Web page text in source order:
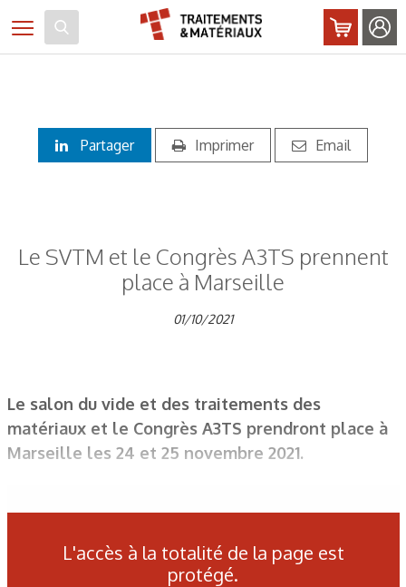
Toggle navigation
Partager Imprimer Email
Le SVTM et le Congrès A3TS prennent
place à Marseille
01/10/2021
Le salon du vide et des traitements des
matériaux et le Congrès A3TS prendront place à
Marseille les 24 et 25 novembre 2021.
L'accès à la totalité de la page est
protégé.
Panneau de gestion des cookies